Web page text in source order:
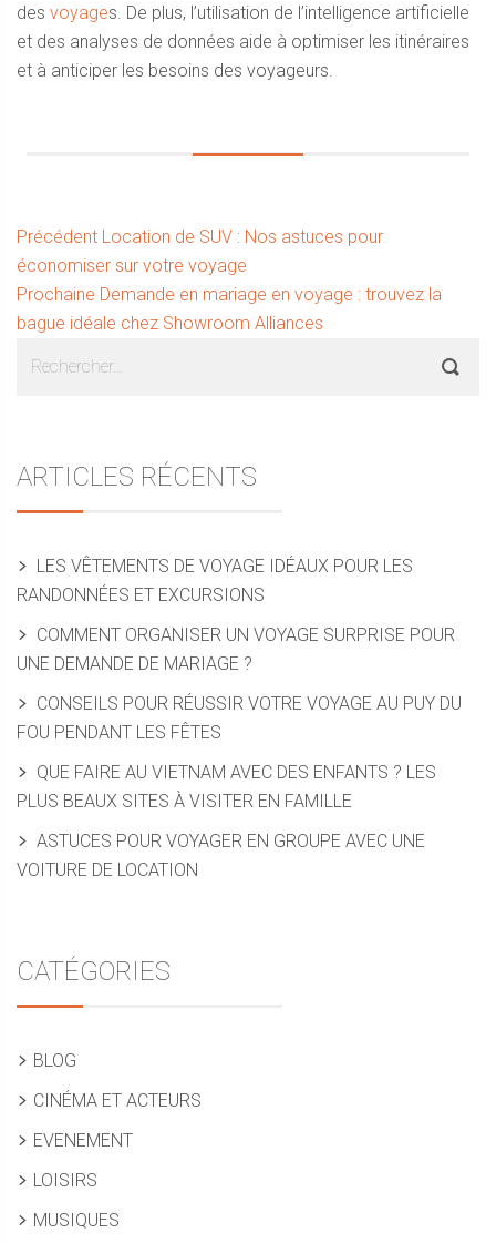
des voyages. De plus, l’utilisation de l’intelligence artificielle
et des analyses de données aide à optimiser les itinéraires
et à anticiper les besoins des voyageurs.
Navigation
de
l’article
Précédent Article
précédent :
Location de SUV : Nos astuces pour
économiser sur votre voyage
Prochaine Article
suivant :
Demande en mariage en voyage : trouvez la
bague idéale chez Showroom Alliances
Sidebar
ARTICLES RÉCENTS
LES VÊTEMENTS DE VOYAGE IDÉAUX POUR LES
RANDONNÉES ET EXCURSIONS
COMMENT ORGANISER UN VOYAGE SURPRISE POUR
UNE DEMANDE DE MARIAGE ?
CONSEILS POUR RÉUSSIR VOTRE VOYAGE AU PUY DU
FOU PENDANT LES FÊTES
QUE FAIRE AU VIETNAM AVEC DES ENFANTS ? LES
PLUS BEAUX SITES À VISITER EN FAMILLE
ASTUCES POUR VOYAGER EN GROUPE AVEC UNE
VOITURE DE LOCATION
CATÉGORIES
BLOG
CINÉMA ET ACTEURS
EVENEMENT
LOISIRS
MUSIQUES